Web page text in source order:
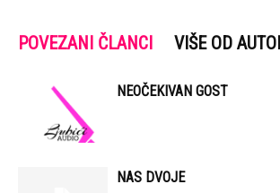
POVEZANI ČLANCI VIŠE OD
NEOČEKIVAN GOST
NAS DVOJE